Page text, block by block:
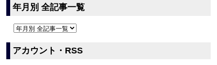
年月別 全記事一覧
アカウント・RSS